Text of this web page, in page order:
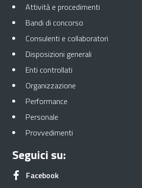
Attività e procedimenti
Bandi di concorso
Consulenti e collaboratori
Disposizioni generali
Enti controllati
Organizzazione
Performance
Personale
Provvedimenti
Seguici su:
FacebookApre in una nuova scheda